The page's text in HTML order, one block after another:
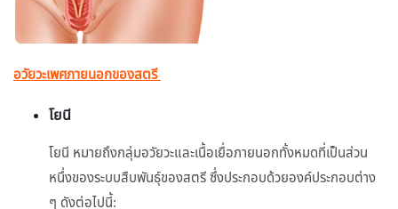
อวัยวะเพศภายนอกของสตรี
โยนี
โยนี หมายถึงกลุ่มอวัยวะและเนื้อเยื่อภายนอกทั้งหมดที่เป็นส่วน
หนึ่งของระบบสืบพันธุ์ของสตรี ซึ่งประกอบด้วยองค์ประกอบต่าง
ๆ ดังต่อไปนี้: